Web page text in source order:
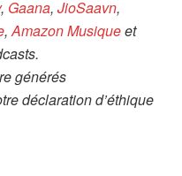
, Gaana, JioSaavn,
,Amazon Musiqueet
générés
déclaration d’éthique